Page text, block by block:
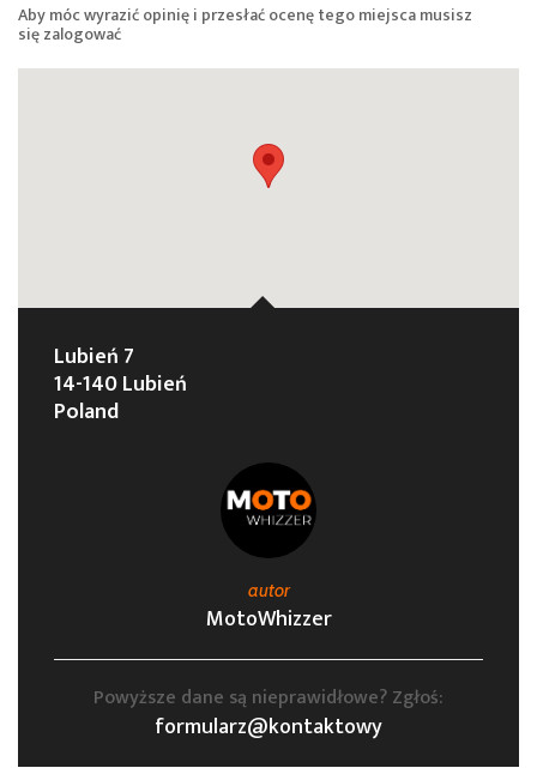
Aby móc wyrazić opinię i przesłać ocenę tego miejsca musisz
sięzalogować
Lubień 7
14-140 Lubień
Poland
autor
MotoWhizzer
Powyższe dane są nieprawidłowe? Zgłoś:
formularz@kontaktowy